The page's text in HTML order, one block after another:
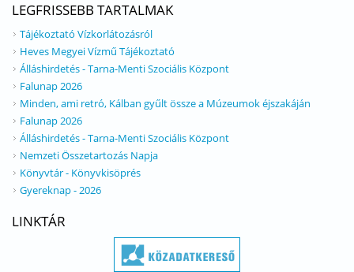
LEGFRISSEBB TARTALMAK
Tájékoztató Vízkorlátozásról
Heves Megyei Vízmű Tájékoztató
Álláshirdetés - Tarna-Menti Szociális Központ
Falunap 2026
Minden, ami retró, Kálban gyűlt össze a Múzeumok éjszakáján
Falunap 2026
Álláshirdetés - Tarna-Menti Szociális Központ
Nemzeti Összetartozás Napja
Könyvtár - Könyvkisöprés
Gyereknap - 2026
LINKTÁR